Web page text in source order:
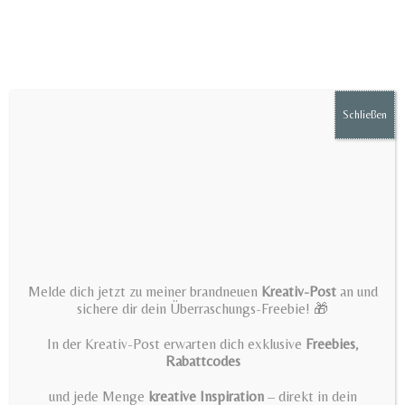
> für Kreative
Melde dich jetzt zu meiner brandneuen Kreativ-Postan und
sichere dir dein Überraschungs-Freebie! 🎁
In der Kreativ-Post erwarten dich exklusive Freebies,
Rabattcodes
und jede Menge kreative Inspiration– direkt in dein
Schließen